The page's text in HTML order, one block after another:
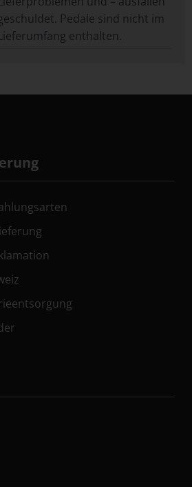
Pedale sind nicht im
enthalten.